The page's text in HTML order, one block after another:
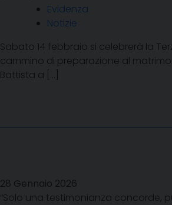
Evidenza
Notizie
Sabato 14 febbraio si celebrerà la
cammino di preparazione al
Battista a […]
28 Gennaio 2026
“Solo una testimonianza concorde,